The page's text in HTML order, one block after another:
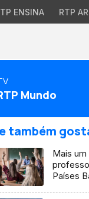
ENSINA RTP
Mundo
também
Mais
Países